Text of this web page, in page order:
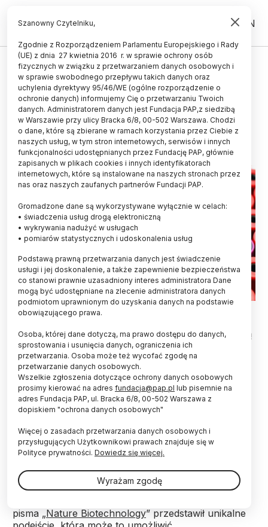
PL EN
ŚWIAT
Szansa na lek na AIDS w jednym
zastrzyku
17.06.2022
aktualizacja: 17.06.2022
2 minuty czytania
Adobe Stock
Naukowcy z Izraela zaprezentowali metodę, którą
ich zdaniem można będzie leczyć AIDS jednym
zastrzykiem, a także prowadzić szczepienia
przeciw tej chorobie. Terapia ma się
dostosowywać do wirusa nawet, gdy będzie on
mutował.
Dzięki nowym, istniejącym już lekom AIDS udało się
zmienić z choroby śmiertelnej w przewlekłą. Nadal
jednak brakuje sposobu na to, aby pacjentów dało
pisma „Nature Biotechnology” przedstawił unikalne
Szanowny Czytelniku,
Zgodnie z Rozporządzeniem Parlamentu Europejskiego i Rady
(UE) z dnia 27 kwietnia 2016 r. w sprawie ochrony osób
fizycznych w związku z przetwarzaniem danych osobowych i
w sprawie swobodnego przepływu takich danych oraz
uchylenia dyrektywy 95/46/WE (ogólne rozporządzenie o
ochronie danych) informujemy Cię o przetwarzaniu Twoich
danych. Administratorem danych jest Fundacja PAP,z siedzibą
w Warszawie przy ulicy Bracka 6/8, 00-502 Warszawa. Chodzi
o dane, które są zbierane w ramach korzystania przez Ciebie z
naszych usług, w tym stron internetowych, serwisów i innych
funkcjonalności udostępnianych przez Fundację PAP, głównie
zapisanych w plikach cookies i innych identyfikatorach
internetowych, które są instalowane na naszych stronach przez
nas oraz naszych zaufanych partnerów Fundacji PAP.
Gromadzone dane są wykorzystywane wyłącznie w celach:
• świadczenia usług drogą elektroniczną
• wykrywania nadużyć w usługach
• pomiarów statystycznych i udoskonalenia usług
Podstawą prawną przetwarzania danych jest świadczenie
usługi i jej doskonalenie, a także zapewnienie bezpieczeństwa
co stanowi prawnie uzasadniony interes administratora Dane
mogą być udostępniane na zlecenie administratora danych
podmiotom uprawnionym do uzyskania danych na podstawie
obowiązującego prawa.
Osoba, której dane dotyczą, ma prawo dostępu do danych,
sprostowania i usunięcia danych, ograniczenia ich
przetwarzania. Osoba może też wycofać zgodę na
przetwarzanie danych osobowych.
Wszelkie zgłoszenia dotyczące ochrony danych osobowych
prosimy kierować na adres fundacja@pap.pl lub pisemnie na
adres Fundacja PAP, ul. Bracka 6/8, 00-502 Warszawa z
dopiskiem "ochrona danych osobowych"
Więcej o zasadach przetwarzania danych osobowych i
przysługujących Użytkownikowi prawach znajduje się w
Polityce prywatności. Dowiedz się więcej.
Wyrażam zgodę